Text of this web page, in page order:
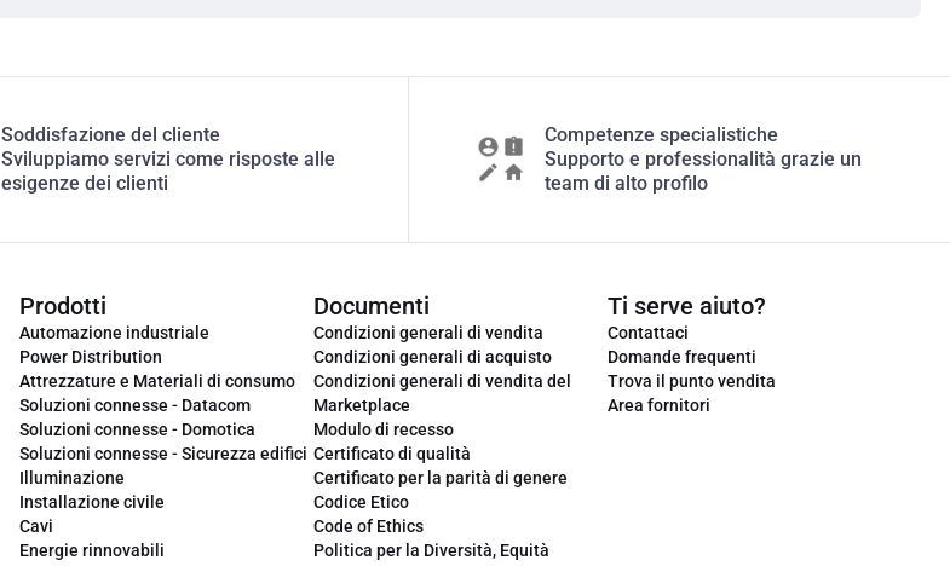
Soddisfazione del cliente
Sviluppiamo servizi come risposte alle
esigenze dei clienti
Competenze specialistiche
Supporto e professionalità grazie un
team di alto profilo
Prodotti
Automazione industriale
Power Distribution
Attrezzature e Materiali di consumo
Soluzioni connesse - Datacom
Soluzioni connesse - Domotica
Soluzioni connesse - Sicurezza edifici
Illuminazione
Installazione civile
Cavi
Energie rinnovabili
Documenti
Condizioni generali di vendita
Condizioni generali di acquisto
Condizioni generali di vendita del
Marketplace
Modulo di recesso
Certificato di qualità
Certificato per la parità di genere
Codice Etico
Code of Ethics
Politica per la Diversità, Equità
Ti serve aiuto?
Contattaci
Domande frequenti
Trova il punto vendita
Area fornitori